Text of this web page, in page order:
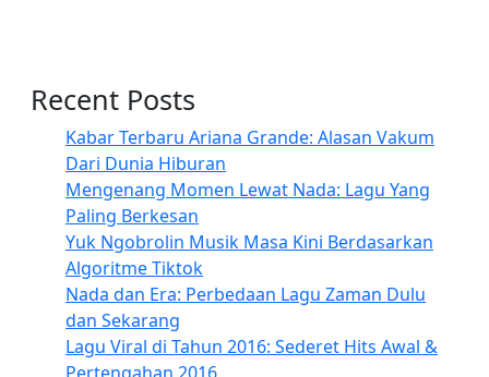
Recent Posts
Kabar Terbaru Ariana Grande: Alasan Vakum
Dari Dunia Hiburan
Mengenang Momen Lewat Nada: Lagu Yang
Paling Berkesan
Yuk Ngobrolin Musik Masa Kini Berdasarkan
Algoritme Tiktok
Nada dan Era: Perbedaan Lagu Zaman Dulu
dan Sekarang
Lagu Viral di Tahun 2016: Sederet Hits Awal &